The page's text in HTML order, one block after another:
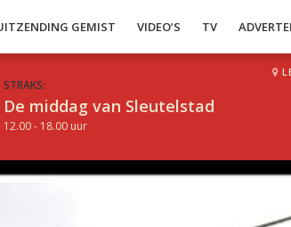
GEMIST VIDEO’S TV
STRAKS:
De middag van Sleutelstad
12.00 - 18.00 uur